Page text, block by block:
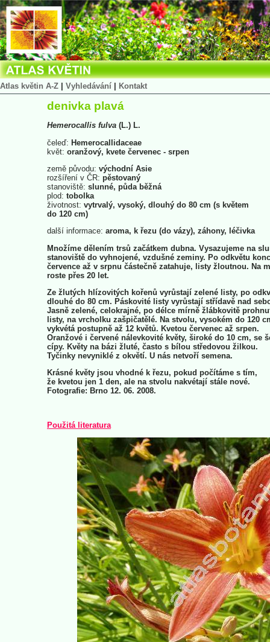
Atlas květin A-Z Vyhledávání Kontakt
denivka plavá
Hemerocallis fulva (L.) L.
čeleď: Hemerocallidaceae
květ: oranžový, kvete červenec - srpen
země původu: východní Asie
rozšíření v ČR: pěstovaný
stanoviště: slunné, půda běžná
plod: tobolka
životnost: vytrvalý, vysoký, dlouhý do 80 cm (s květem
do 120 cm)
další informace: aroma, k řezu (do vázy), záhony, léčivka
Množíme dělením trsů začátkem dubna. Vysazujeme na
stanoviště do vyhnojené, vzdušné zeminy. Po odkvětu
července až v srpnu částečně zatahuje, listy žloutnou. Na
roste přes 20 let.
Ze žlutých hlízovitých kořenů vyrůstají zelené listy, po
dlouhé do 80 cm. Páskovité listy vyrůstají střídavě nad
Jasně zelené, celokrajné, po délce mírně žlábkovitě
listy, na vrcholku zašpičatělé. Na stvolu, vysokém do 120
vykvétá postupně až 12 květů. Kvetou červenec až srpen.
Oranžové i červené nálevkovité květy, široké do 10 cm, se
cípy. Květy na bázi žluté, často s bílou středovou žilkou.
Tyčinky nevyniklé z okvětí. U nás netvoří semena.
Krásné květy jsou vhodné k řezu, pokud počítáme s tím,
že kvetou jen 1 den, ale na stvolu nakvétají stále nové.
Fotografie: Brno 12. 06. 2008.
Použitá literatura